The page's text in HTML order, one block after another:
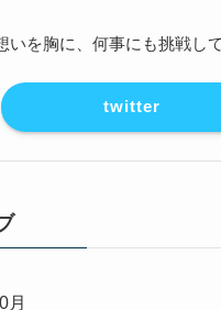
いを胸に、何事にも挑戦し
twitter
月